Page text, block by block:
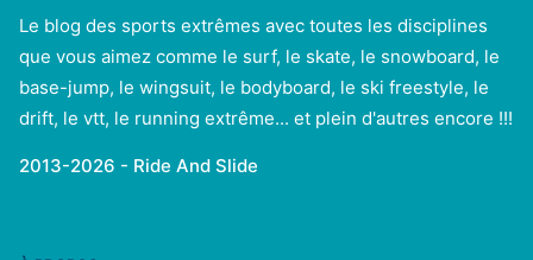
Le blog des sports extrêmes avec toutes les disciplines
que vous aimez comme le surf, le skate, le snowboard, le
base-jump, le wingsuit, le bodyboard, le ski freestyle, le
drift, le vtt, le running extrême... et plein d'autres encore !!!
2013-2026 - Ride And Slide